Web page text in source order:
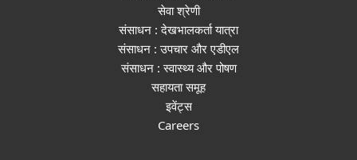
📌Pediatric Neurologist(24)
(142)
सेवा श्रेणी
संसाधन : देखभालकर्ता यात्रा
संसाधन : उपचार और एडीएल
संसाधन : स्वास्थ्य और पोषण
सहायता समूह
इवेंट्स
Careers